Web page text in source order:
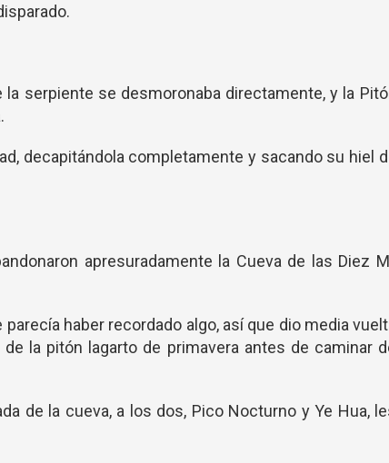
serpiente se desmoronaba directamente, y la
decapitándola completamente y sacando su hiel
apresuradamente la Cueva de las Diez
haber recordado algo, así que dio media
la pitón lagarto de primavera antes de caminar
de la cueva, a los dos, Pico Nocturno y Ye Hua,